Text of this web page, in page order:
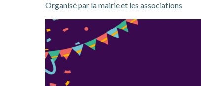
Organisé par la mairie et les associations